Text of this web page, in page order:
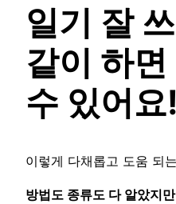
일기 잘
같이 하
수 있어요!
이렇게 다채롭고 도움 되
방법도 종류도 다 알았지